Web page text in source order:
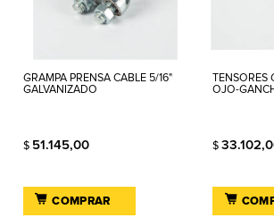
GRAMPA PRENSA CABLE 5/16"
GALVANIZADO
$ 51.145,00
COMPRAR
TENSORES
OJO-
$